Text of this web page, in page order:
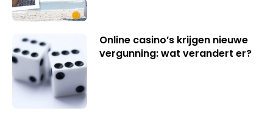
Online casino’s krijgen nieuwe
vergunning: wat verandert er?